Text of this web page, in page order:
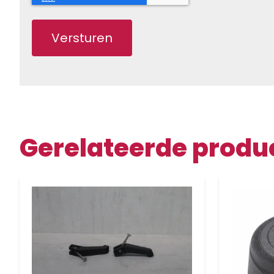
Gerelateerde